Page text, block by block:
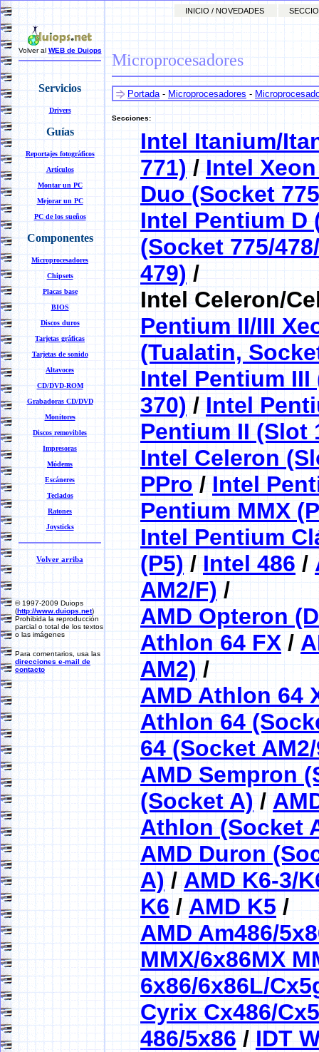
INICIO / NOVEDADES
Volver al WEB de Duiops
Servicios
Drivers
Guías
Reportajes fotográficos
Artículos
Montar un PC
Mejorar un PC
PC de los sueños
Componentes
Microprocesadores
Chipsets
Placas base
BIOS
Discos duros
Tarjetas gráficas
Tarjetas de sonido
Altavoces
CD/DVD-ROM
Grabadoras CD/DVD
Monitores
Discos removibles
Impresoras
Módems
Escáneres
Teclados
Ratones
Joysticks
Volver arriba
© 1997-2009 Duiops
(http://www.duiops.net)
Prohibida la reproducción
parcial o total de los textos
o las imágenes
Para comentarios, usa las
direcciones e-mail de
contacto
Microprocesadores
Portada- Microprocesadores -
Secciones:
Intel Itanium/
771)/Intel
Duo (Socket
Intel Pentium D
(Socket 775/
479)/
Intel Celeron/
Pentium II/III
(Tualatin,
Intel Pentium
370)/Intel
Pentium II (Slot
Intel Celeron
PPro/Intel
Pentium MMX
Intel Pentium
(P5)/Intel 486/
AM2/F)/
AMD Opteron
Athlon 64 FX/
AM2)/
AMD Athlon 64
Athlon 64
64 (Socket
AMD Sempron
(Socket A)/
Athlon (Socket
AMD Duron
A)/AMD K6-3/
K6/AMD K5 /
AMD Am486/
MMX/6x86MX
6x86/6x86L/
Cyrix Cx486/
486/5x86/IDT